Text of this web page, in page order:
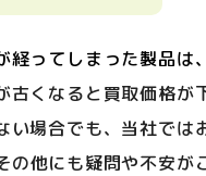
経ってしまった製品は
古くなると買取価格が
い場合でも、当社では
他にも疑問や不安が